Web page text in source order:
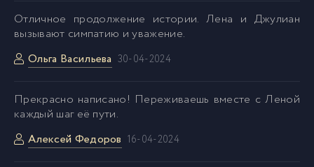
Отличное продолжение истории. Лена и Джулиан
вызывают симпатию и уважение.
Ольга Васильева 30-04-2024
Прекрасно написано! Переживаешь вместе с Леной
каждый шаг её пути.
Алексей Федоров 16-04-2024